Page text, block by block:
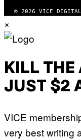
© 2026 VICE
×
KILL THE
JUST $2
VICE
very best writing